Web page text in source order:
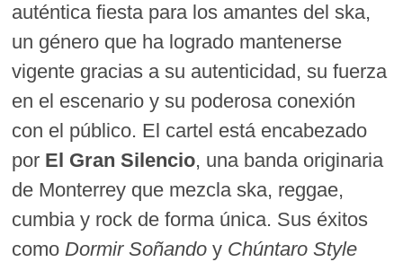
auténtica fiesta para los amantes del ska,
un género que ha logrado mantenerse
vigente gracias a su autenticidad, su fuerza
en el escenario y su poderosa conexión
con el público. El cartel está encabezado
por El Gran Silencio, una banda originaria
de Monterrey que mezcla ska, reggae,
cumbia y rock de forma única. Sus éxitos
comoDormir Soñando y Chúntaro Style